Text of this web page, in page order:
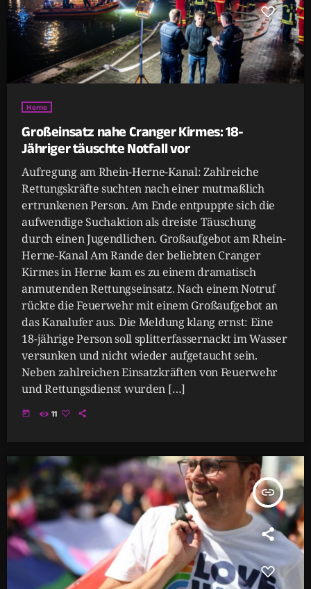
Herne
Großeinsatz nahe Cranger Kirmes: 18-
Jähriger täuschte Notfall vor
Aufregung am Rhein-Herne-Kanal: Zahlreiche
Rettungskräfte suchten nach einer mutmaßlich
ertrunkenen Person. Am Ende entpuppte sich die
aufwendige Suchaktion als dreiste Täuschung
durch einen Jugendlichen. Großaufgebot am Rhein-
Herne-Kanal Am Rande der beliebten Cranger
Kirmes in Herne kam es zu einem dramatisch
anmutenden Rettungseinsatz. Nach einem Notruf
rückte die Feuerwehr mit einem Großaufgebot an
das Kanalufer aus. Die Meldung klang ernst: Eine
18-jährige Person soll splitterfassernackt im Wasser
versunken und nicht wieder aufgetaucht sein.
Neben zahlreichen Einsatzkräften von Feuerwehr
und Rettungsdienst wurden […]
today 11
insert_link